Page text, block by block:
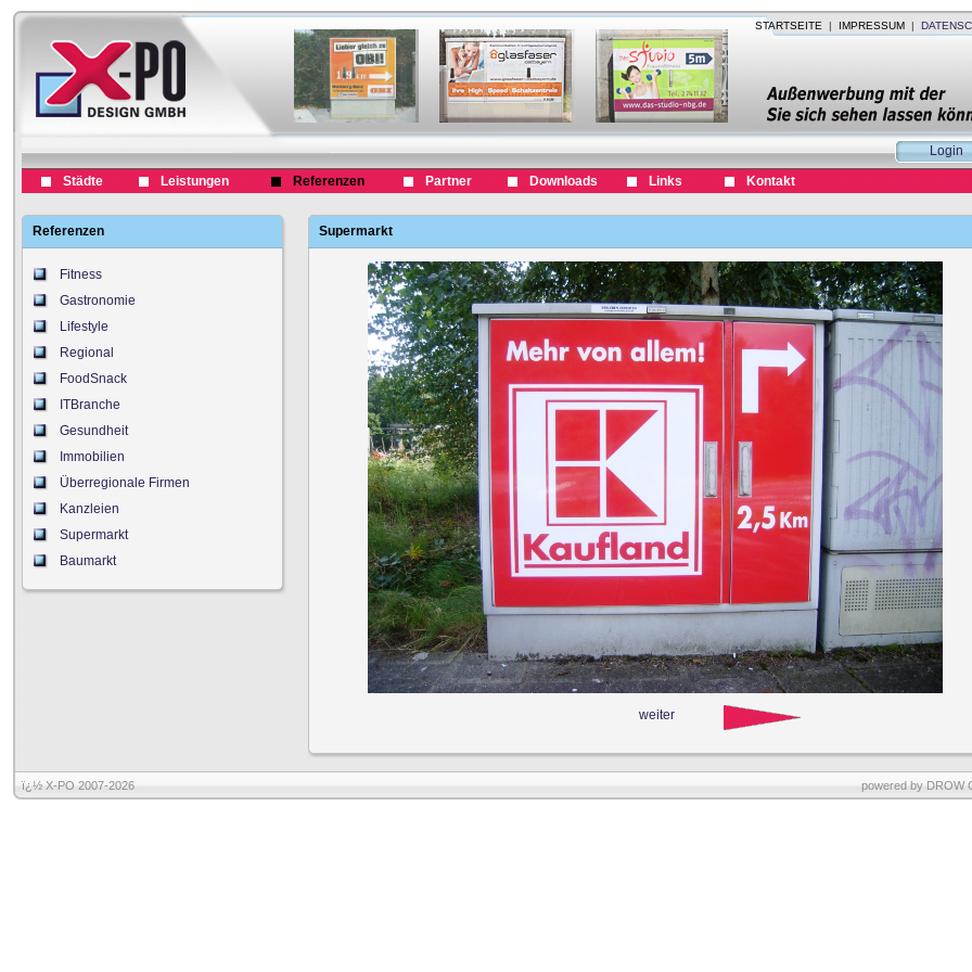
STARTSEITE | IMPRESSUM |
Login
Städte
Leistungen Referenzen Partner Downloads Links Kontakt
Referenzen
Fitness
Gastronomie
Lifestyle
Regional
FoodSnack
ITBranche
Gesundheit
Immobilien
Überregionale Firmen
Kanzleien
Supermarkt
Baumarkt
Supermarkt
weiter
ï¿½ X-PO 2007-2026 powered by DROW